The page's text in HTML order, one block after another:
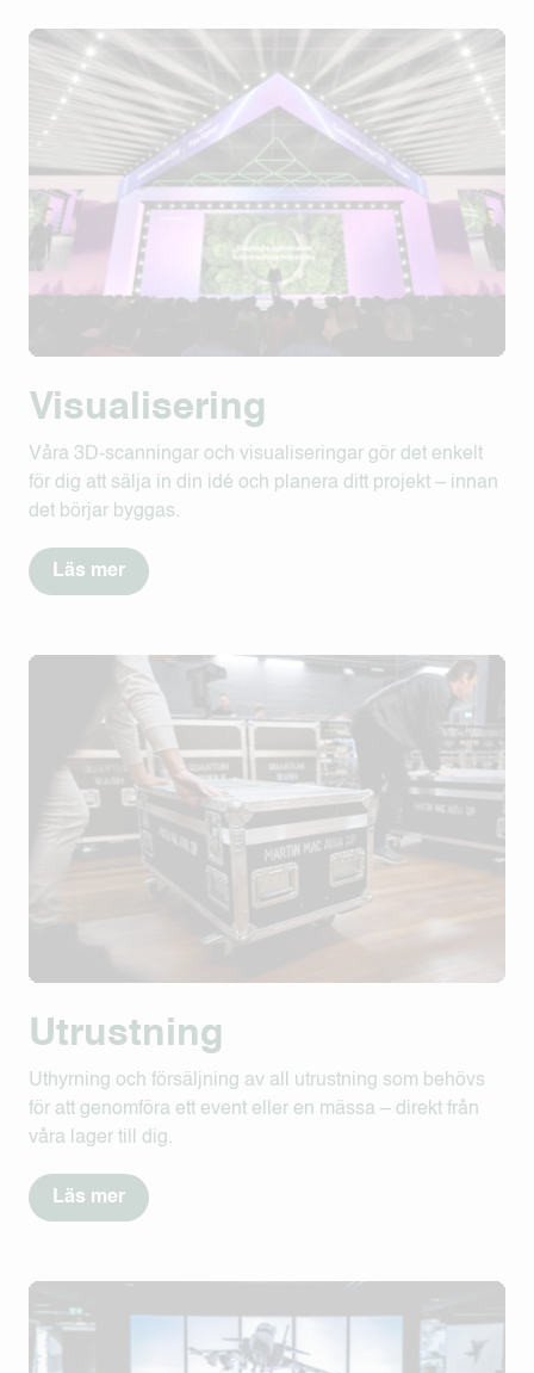
Visualisering
Våra 3D-scanningar och visualiseringar gör det enkelt
för dig att sälja in din idé och planera ditt projekt – innan
det börjar byggas.
Läs mer
Utrustning
Uthyrning och försäljning av all utrustning som behövs
för att genomföra ett event eller en mässa – direkt från
våra lager till dig.
Läs mer